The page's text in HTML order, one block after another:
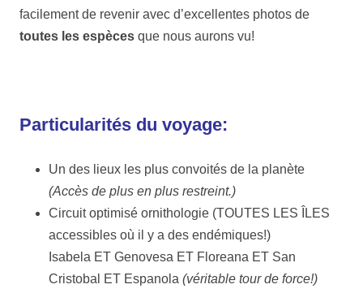
facilement de revenir avec d’excellentes photos de
toutes les espèces que nous aurons vu!
Particularités du voyage:
Un des lieux les plus convoités de la planète
(Accès de plus en plus restreint.)
Circuit optimisé ornithologie (TOUTES LES ÎLES
accessibles où il y a des endémiques!)
Isabela ET Genovesa ET Floreana ET San
Cristobal ET Espanola (véritable tour de force!)